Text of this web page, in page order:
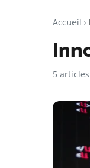
Accueil
5 articles